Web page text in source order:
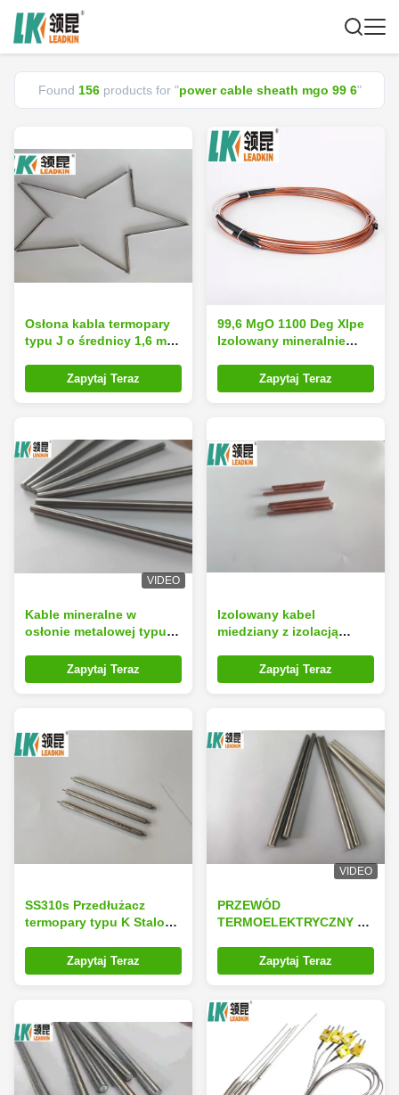
Found 156products for "power cable sheath mgo 99 6"
Osłona kabla termopary
typu J o średnicy 1,6 mm
Zapytaj Teraz
99,6 MgO 1100 Deg Xlpe
Izolowany mineralnie
TermoparaZapytaj Teraz
VIDEO
Kable mineralne w
osłonie metalowej typu
dla długotrwałego
działania
Zapytaj Teraz
Izolowany kabel
miedziany z izolacją
CuNi 1100CZapytaj Teraz
SS310s Przedłużacz
termopary typu K Stalowy
Zapytaj Teraz
VIDEO
PRZEWÓD
TERMOELEKTRYCZNY W
LEADKIN K/N/E/J/T TYPY
SS316
Zapytaj Teraz